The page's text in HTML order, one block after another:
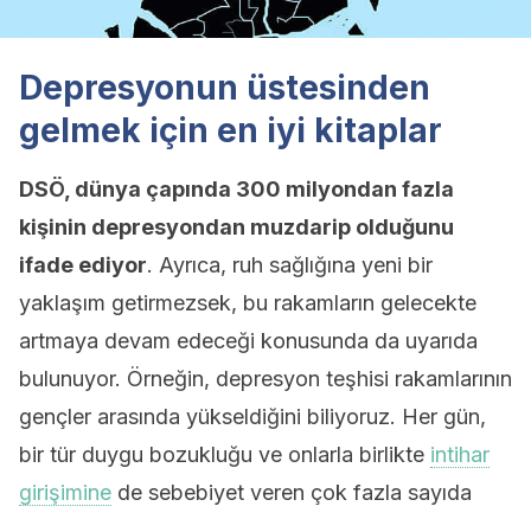
Depresyonun üstesinden
gelmek için en iyi kitaplar
DSÖ, dünya çapında 300 milyondan fazla
kişinin depresyondan muzdarip olduğunu
ifade ediyor. Ayrıca, ruh sağlığına yeni bir
yaklaşım getirmezsek, bu rakamların gelecekte
artmaya devam edeceği konusunda da uyarıda
bulunuyor. Örneğin, depresyon teşhisi rakamlarının
gençler arasında yükseldiğini biliyoruz. Her gün,
bir tür duygu bozukluğu ve onlarla birlikte intihar
girişimine de sebebiyet veren çok fazla sayıda